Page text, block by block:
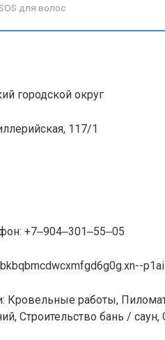
для волос
городской округ
117/1
+7‒904‒301‒55‒05
p1ai
Кровельные работы,
Строительство бань /